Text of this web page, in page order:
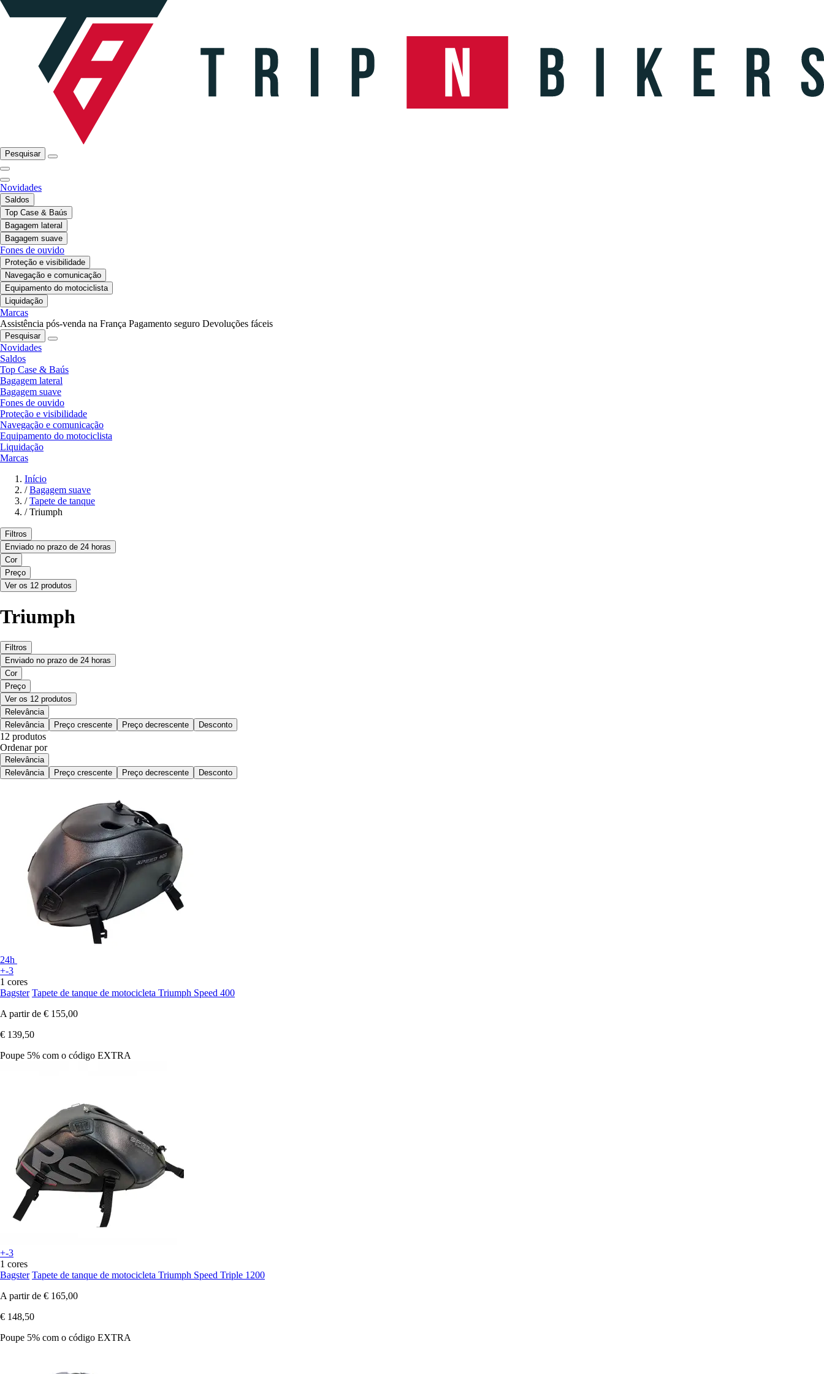
Pesquisar
Novidades
Saldos
Top Case & Baús
Bagagem lateral
Bagagem suave
Fones de ouvido
Proteção e visibilidade
Navegação e comunicação
Equipamento do motociclista
Liquidação
Marcas
Assistência pós-venda na França Pagamento seguro Devoluções fáceis
Pesquisar
Novidades
Saldos
Top Case & Baús
Bagagem lateral
Bagagem suave
Fones de ouvido
Proteção e visibilidade
Navegação e comunicação
Equipamento do motociclista
Liquidação
Marcas
Início
/ Bagagem suave
/ Tapete de tanque
/ Triumph
Filtros
Enviado no prazo de 24 horas
Cor
Preço
Ver os 12 produtos
Triumph
Filtros
Enviado no prazo de 24 horas
Cor
Preço
Ver os 12 produtos
Relevância
Relevância
Preço crescente Preço decrescente Desconto
12 produtos
Ordenar por
Relevância
Relevância
Preço crescente Preço decrescente Desconto
24h
+-3
1 cores
Bagster Tapete de tanque de motocicleta Triumph Speed 400
A partir de € 155,00
€ 139,50
Poupe 5% com o código EXTRA
+-3
1 cores
Bagster Tapete de tanque de motocicleta Triumph Speed Triple 1200
A partir de € 165,00
€ 148,50
Poupe 5% com o código EXTRA